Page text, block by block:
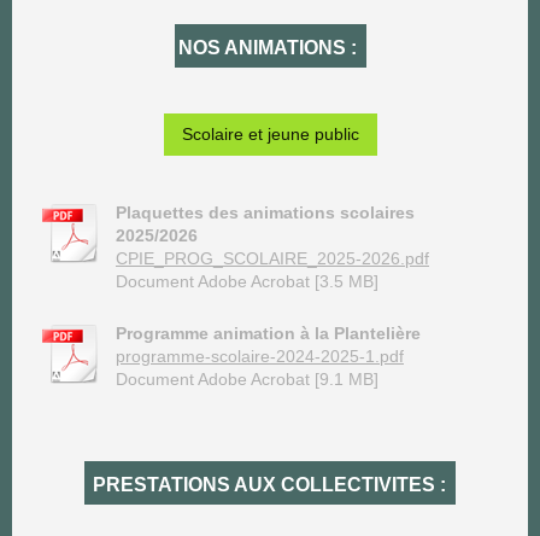
NOS ANIMATIONS :
Scolaire et jeune public
Plaquettes des animations scolaires
2025/2026
CPIE_PROG_SCOLAIRE_2025-2026.pdf
Document Adobe Acrobat [3.5 MB]
Programme animation à la Plantelière
programme-scolaire-2024-2025-1.pdf
Document Adobe Acrobat [9.1 MB]
PRESTATIONS AUX COLLECTIVITES :